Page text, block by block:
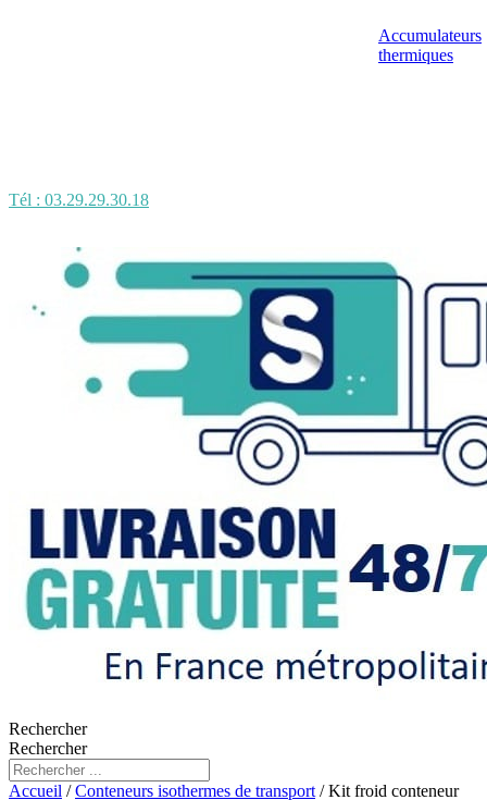
Accumulateurs
thermiques
Tél : 03.29.29.30.18
Rechercher
Rechercher
Accueil /Conteneurs isothermes de transport / Kit froid conteneur